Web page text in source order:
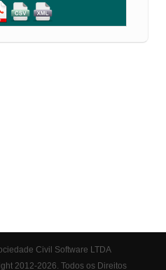
Civil Software LTDA
2012-2026. Todos os Direitos